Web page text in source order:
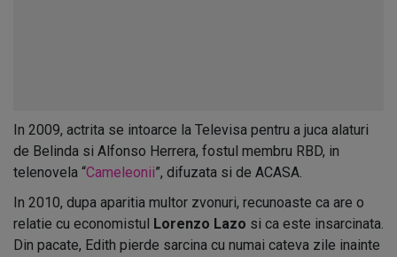
In 2009, actrita se intoarce la Televisa pentru a juca alaturi
de Belinda si Alfonso Herrera, fostul membru RBD, in
telenovela “Cameleonii”, difuzata si de ACASA.
In 2010, dupa aparitia multor zvonuri, recunoaste ca are o
relatie cu economistul Lorenzo Lazo si ca este insarcinata.
Din pacate, Edith pierde sarcina cu numai cateva zile inainte